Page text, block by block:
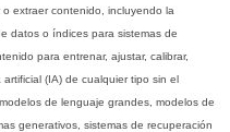
extraer contenido, incluyendo la
datos o índices para sistemas de
para entrenar, ajustar, calibrar,
(IA) de cualquier tipo sin el
de lenguaje grandes, modelos de
generativos, sistemas de recuperación